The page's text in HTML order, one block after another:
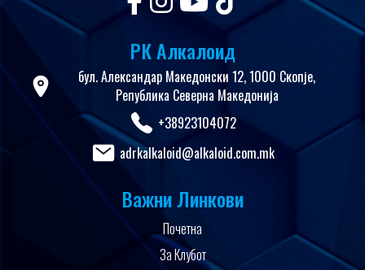
РК Алкалоид
бул. Александар Македонски 12, 1000 Скопје,
Република Северна Македонија
+38923104072
adrkalkaloid@alkaloid.com.mk
Важни Линкови
Почетна
За Клубот